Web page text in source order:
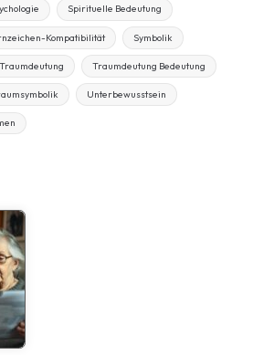
Spirituelle Bedeutung
Kompatibilität Symbolik
Traumdeutung Traumdeutung Bedeutung
Unterbewusstsein